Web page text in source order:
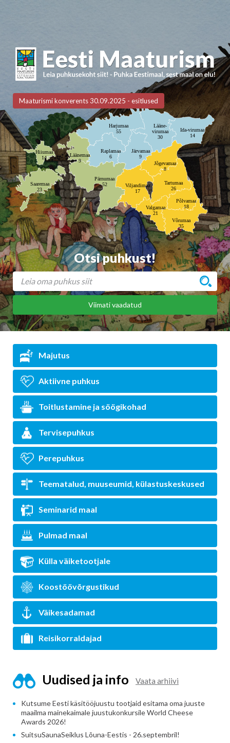
Maaturismi konverents 30.09.2025 - esitlused
Hiiumaa
14
Saaremaa
23
Läänemaa
9
Pärnumaa
52
Harjumaa
55
Raplamaa
6
Järvamaa
9
Lääne-
virumaa
30
Ida-virumaa
14
Viljandimaa
17
Jõgevamaa
8
Tartumaa
26
Valgamaa
21
Põlvamaa
18
Võrumaa
35
Otsi puhkust!
Viimati vaadatud
Majutus
Aktiivne puhkus
Toitlustamine ja söögikohad
Tervisepuhkus
Perepuhkus
Teematalud, muuseumid, külastuskeskused
Seminarid maal
Pulmad maal
Külla väiketootjale
Koostöövõrgustikud
Väikesadamad
Reisikorraldajad
Uudised ja info Vaata arhiivi
Kutsume Eesti käsitööjuustu tootjaid esitama oma juuste
maailma mainekaimale juustukonkursile World Cheese
Awards 2026!
SuitsuSaunaSeiklus Lõuna-Eestis - 26.septembril!